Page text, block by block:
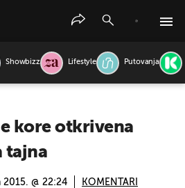
Showbizz Lifestyle Putovanja
kore otkrivena
tajna
@ 22:24 KOMENTARI